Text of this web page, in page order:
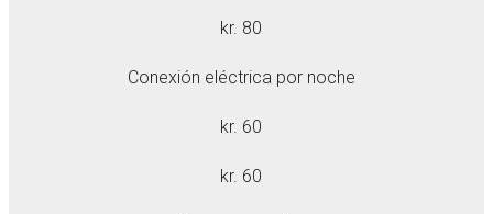
kr. 80
Conexión eléctrica por noche
kr. 60
kr. 60